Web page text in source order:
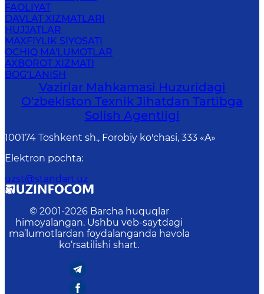
FAOLIYAT
DAVLAT XIZMATLARI
HUJJATLAR
MAXFIYLIK SIYOSATI
OCHIQ MA'LUMOTLAR
AXBOROT XIZMATI
BOG‘LANISH
Vazirlar Mahkamasi Huzuridagi
O'zbekiston Texnik Jihatdan Tartibga
Solish Agentligi
100174 Toshkent sh., Forobiy ko'chasi, 333 «A»
Elektron pochta:
uzst@standart.uz
© 2001-2026 Barcha huquqlar
himoyalangan. Ushbu veb-saytdagi
ma’lumotlardan foydalanganda havola
ko‘rsatilishi shart.